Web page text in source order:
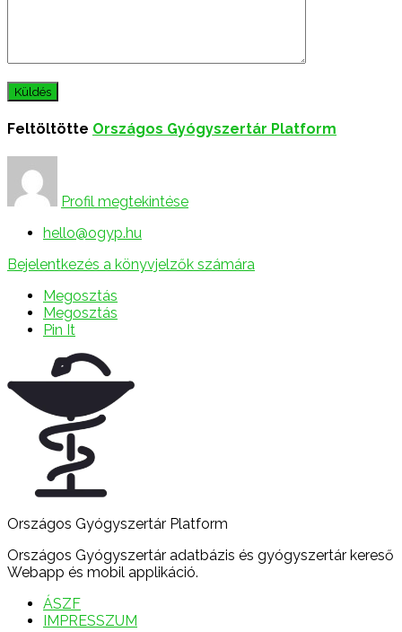
Feltöltötte Országos Gyógyszertár Platform
Profil megtekintése
hello@ogyp.hu
Bejelentkezés a könyvjelzők számára
Megosztás
Megosztás
Pin It
Országos Gyógyszertár Platform
Országos Gyógyszertár adatbázis és gyógyszertár kereső
Webapp és mobil applikáció.
ÁSZF
IMPRESSZUM